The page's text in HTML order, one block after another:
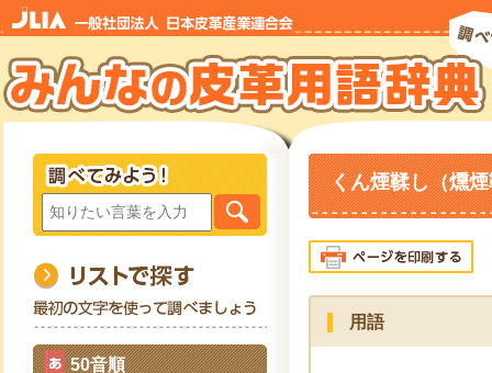
50音順
くん煙鞣し（燻
用語